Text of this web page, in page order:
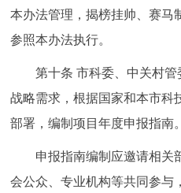
本办法管理，揭榜挂帅、赛马
参照本办法执行。
第十条 市科委、中关村管
战略需求，根据国家和本市科
部署，编制项目年度申报指南。
申报指南编制应邀请相关
会公众、专业机构等共同参与